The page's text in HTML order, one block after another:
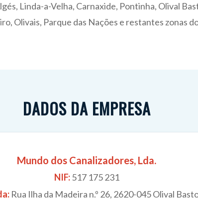
Linda-a-Velha, Carnaxide, Pontinha, Olival
Olivais, Parque das Nações e restantes zonas
DADOS DA EMPRESA
Mundo dos Canalizadores, Lda.
NIF:517 175 231
Rua Ilha da Madeira n.º 26, 2620-045 Olival